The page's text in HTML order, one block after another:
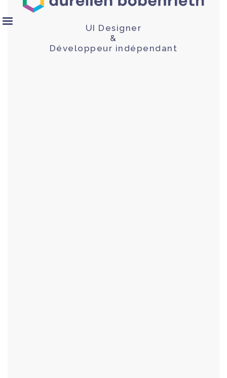
UI Designer
&
Développeur indépendant